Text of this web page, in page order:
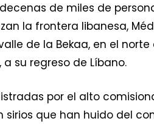
de miles de
la frontera libanesa,
de la Bekaa, en el
su regreso de Líbano.
por el alto
sirios que han huido del